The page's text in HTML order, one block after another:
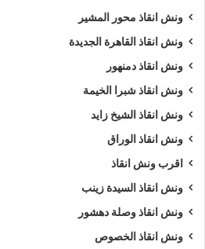
ونش انقاذ محور المشير
ونش انقاذ القاهرة الجديدة
ونش انقاذ دمنهور
ونش انقاذ شبرا الخيمة
ونش انقاذ الشيخ زايد
ونش انقاذ الوراق
اقرب ونش انقاذ
ونش انقاذ السيدة زينب
ونش انقاذ وصلة دهشور
ونش انقاذ الخصوص